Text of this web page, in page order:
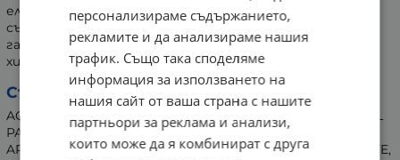
еластичност. Формулата на продукта подобрява
състоянието на кожата, а активните съставки
гарантират дълготрайна и продължителна
хидратация.
Състав:
AQUA, PROPYLENE GLYCOL, GLYCERIN, UREA, ETHYLHEXYL
PALMITATE, PARAFFINUM LIQUIDUM, PETROLATUM,
ARGANIA SPINOSA KERNEL OIL, SNAIL SECRETION FILTRATE,
персонализираме съдържанието,
рекламите и да анализираме нашия
трафик. Също така споделяме
информация за използването на
нашия сайт от ваша страна с нашите
партньори за реклама и анализи,
които може да я комбинират с друга